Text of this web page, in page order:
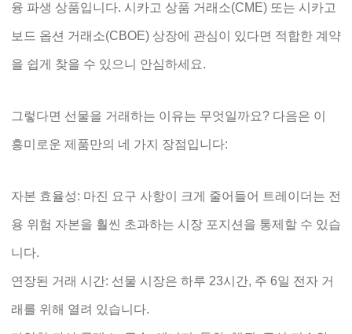
융 파생 상품입니다. 시카고 상품 거래소(CME) 또는 시카고
보드 옵션 거래소(CBOE) 상장에 관심이 있다면 적합한 계약
을 쉽게 찾을 수 있으니 안심하세요.
그렇다면 선물을 거래하는 이유는 무엇일까요? 다음은 이
흥미로운 제품만의 네 가지 장점입니다:
자본 효율성: 마진 요구 사항이 크게 줄어들어 트레이더는 전
용 위험 자본을 훨씬 초과하는 시장 포지션을 통제할 수 있습
니다.
연장된 거래 시간: 선물 시장은 하루 23시간, 주 6일 전자 거
래를 위해 열려 있습니다.